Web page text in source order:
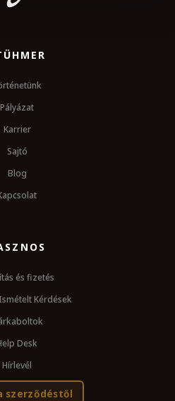
Pályázat
Karrier
Sajtó
Blog
és fizetés
Kérdések
Desk
Hírlevél
szerződéstől